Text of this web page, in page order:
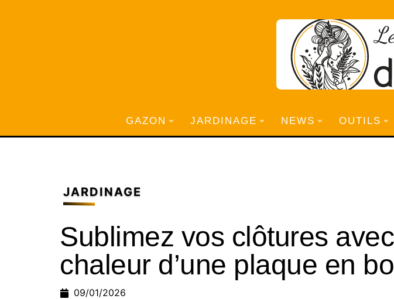
GAZON JARDINAGE NEWS OUTILS
JARDINAGE
Sublimez vos clôtures
chaleur d’une plaque en
09/01/2026